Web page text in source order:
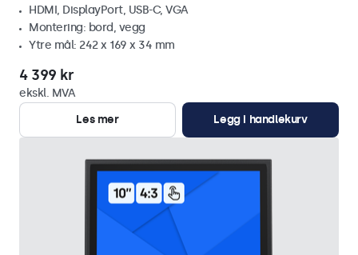
HDMI, DisplayPort, USB-C, VGA
Montering: bord, vegg
Ytre mål: 242 x 169 x 34 mm
4 399 kr
ekskl. MVA
Les mer
Legg i handlekurv